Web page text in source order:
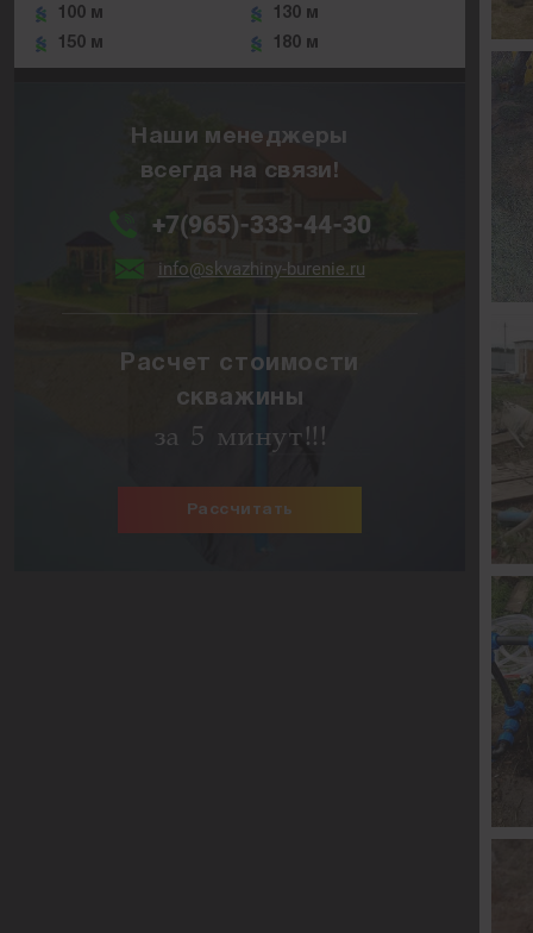
100 м
130 м
150 м
180 м
Наши менеджеры
всегда на связи!
+7(965)-333-44-30
info@skvazhiny-burenie.ru
Расчет стоимости
скважины
за 5 минут!!!
Рассчитать